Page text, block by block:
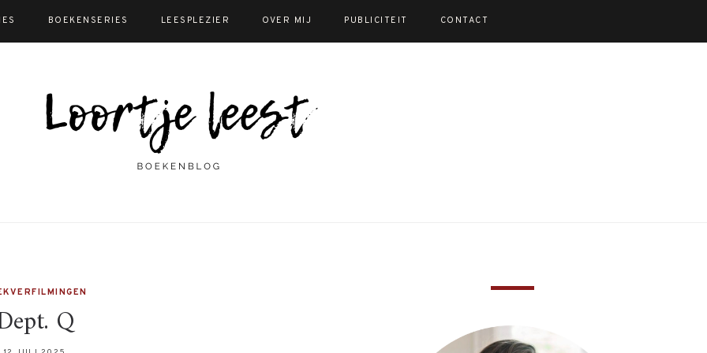
BOEKENSERIES LEESPLEZIER OVER MIJ PUBLICITEIT CONTACT
Q